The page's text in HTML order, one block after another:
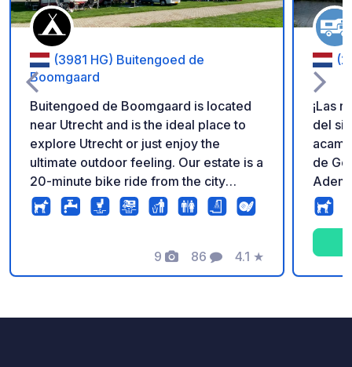
(3981 HG) Buitengoed de
Boomgaard
Buitengoed de Boomgaard is located
near Utrecht and is the ideal place to
explore Utrecht or just enjoy the
ultimate outdoor feeling. Our estate is a
20-minute bike ride from the city
center and you can walk from the
campsite to Bunnik station to catch the
9
Fotos
86
Comentarios
4.1
Calificación
★
¡Las
del sitio web!
de
vista
de